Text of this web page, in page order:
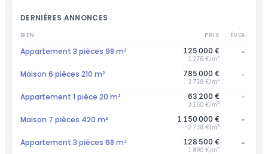
DERNIÈRES ANNONCES
BIEN PRIX ÉVOL.
Appartement 3 pièces 98 m² 125 000 €
1 276 €/m²
=
Maison 6 pièces 210 m² 785 000 €
3 738 €/m²
=
Appartement 1 pièce 20 m² 63 200 €
3 160 €/m²
=
Maison 7 pièces 420 m² 1 150 000 €
2 738 €/m²
=
Appartement 3 pièces 68 m² 128 500 €
1 890 €/m²
=